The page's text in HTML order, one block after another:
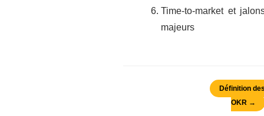
Time-to-market et
majeurs
Définition
OKR →